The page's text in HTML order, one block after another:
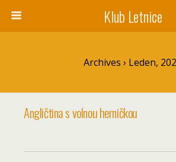
Klub Letnice
Archives › Leden,
Angličtina s volnou herničkou